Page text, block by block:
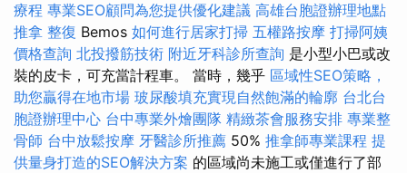
療程 專業SEO顧問為您提供優化建議 高雄台胞證辦理地點
推拿 整復 Bemos 如何進行居家打掃 五權路按摩 打掃阿姨
價格查詢 北投撥筋技術 附近牙科診所查詢 是小型小巴或改
裝的皮卡，可充當計程車。 當時，幾乎 區域性SEO策略，
助您贏得在地市場 玻尿酸填充實現自然飽滿的輪廓 台北台
胞證辦理中心 台中專業外燴團隊 精緻茶會服務安排 專業整
骨師 台中放鬆按摩 牙醫診所推薦 50% 推拿師專業課程 提
供量身打造的SEO解決方案 的區域尚未施工或僅進行了部